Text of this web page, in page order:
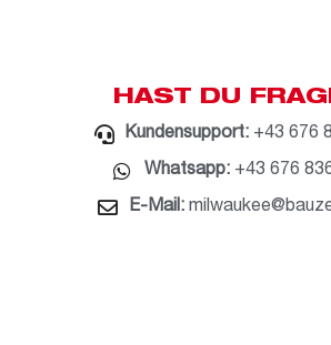
HAST DU
Kundensupport: +43 676
Whatsapp:+43 676
E-Mail: